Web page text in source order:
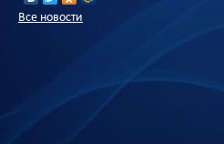
Все новости